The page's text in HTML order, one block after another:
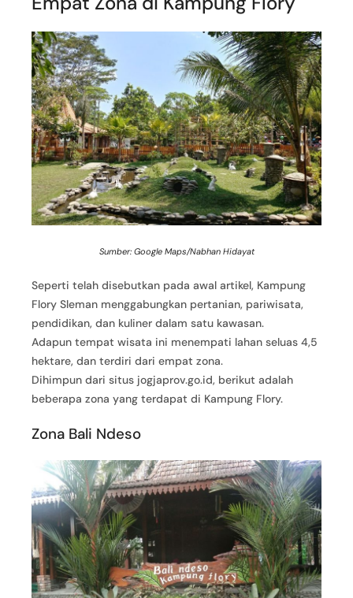
Sumber: Google Maps/Nabhan Hidayat
Seperti telah disebutkan pada awal artikel, Kampung
Flory Sleman menggabungkan pertanian, pariwisata,
pendidikan, dan kuliner dalam satu kawasan.
Adapun tempat wisata ini menempati lahan seluas 4,5
hektare, dan terdiri dari empat zona.
Dihimpun dari situs jogjaprov.go.id, berikut adalah
beberapa zona yang terdapat di Kampung Flory.
Zona Bali Ndeso